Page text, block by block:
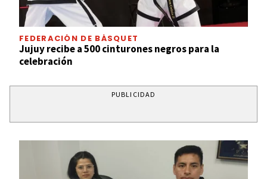
FEDERACIÓN DE BÁSQUET
Jujuy recibe a 500 cinturones negros para la
celebración
PUBLICIDAD